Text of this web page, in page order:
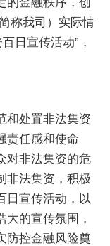
称我司）实际情
日宣传活动”，
和处置非法集资
责任感和使命
对非法集资的危
非法集资，积极
日宣传活动，以
的宣传氛围，
防控金融风险奠